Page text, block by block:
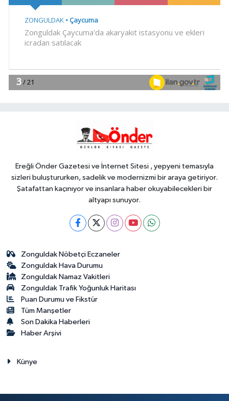
kapasitesi artırıldı
18:35Carettalar yeni sezona hırslı
18:25
tespit edildi! 5 yaban keçisi için
Ereğli Önder Gazetesi ve İnternet Sitesi , yepyeni temasıyla
sizleri buluştururken, sadelik ve modernizmi bir araya getiriyor.
Şatafattan kaçınıyor ve insanlara haber okuyabilecekleri bir
altyapı sunuyor.
Zonguldak Nöbetçi Eczaneler
Zonguldak Hava Durumu
Zonguldak Namaz Vakitleri
Zonguldak Trafik Yoğunluk Haritası
Puan Durumu ve Fikstür
Tüm Manşetler
Son Dakika Haberleri
Haber Arşivi
Künye